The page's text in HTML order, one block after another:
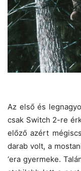
Az első és
csak Switch 2-re
előző azért
darab volt, a
‘era gyermeke.